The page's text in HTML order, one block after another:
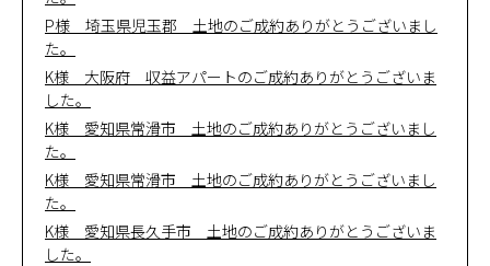
P様 埼玉県児玉郡 土地のご成約ありがとうございまし
た。
K様 大阪府 収益アパートのご成約ありがとうございま
した。
K様 愛知県常滑市 土地のご成約ありがとうございまし
た。
K様 愛知県常滑市 土地のご成約ありがとうございまし
た。
K様 愛知県長久手市 土地のご成約ありがとうございま
した。